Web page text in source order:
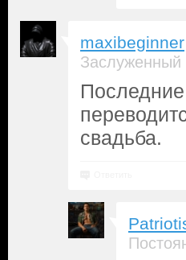
maxibeginner
Заслуженный
Последние
свадьба.